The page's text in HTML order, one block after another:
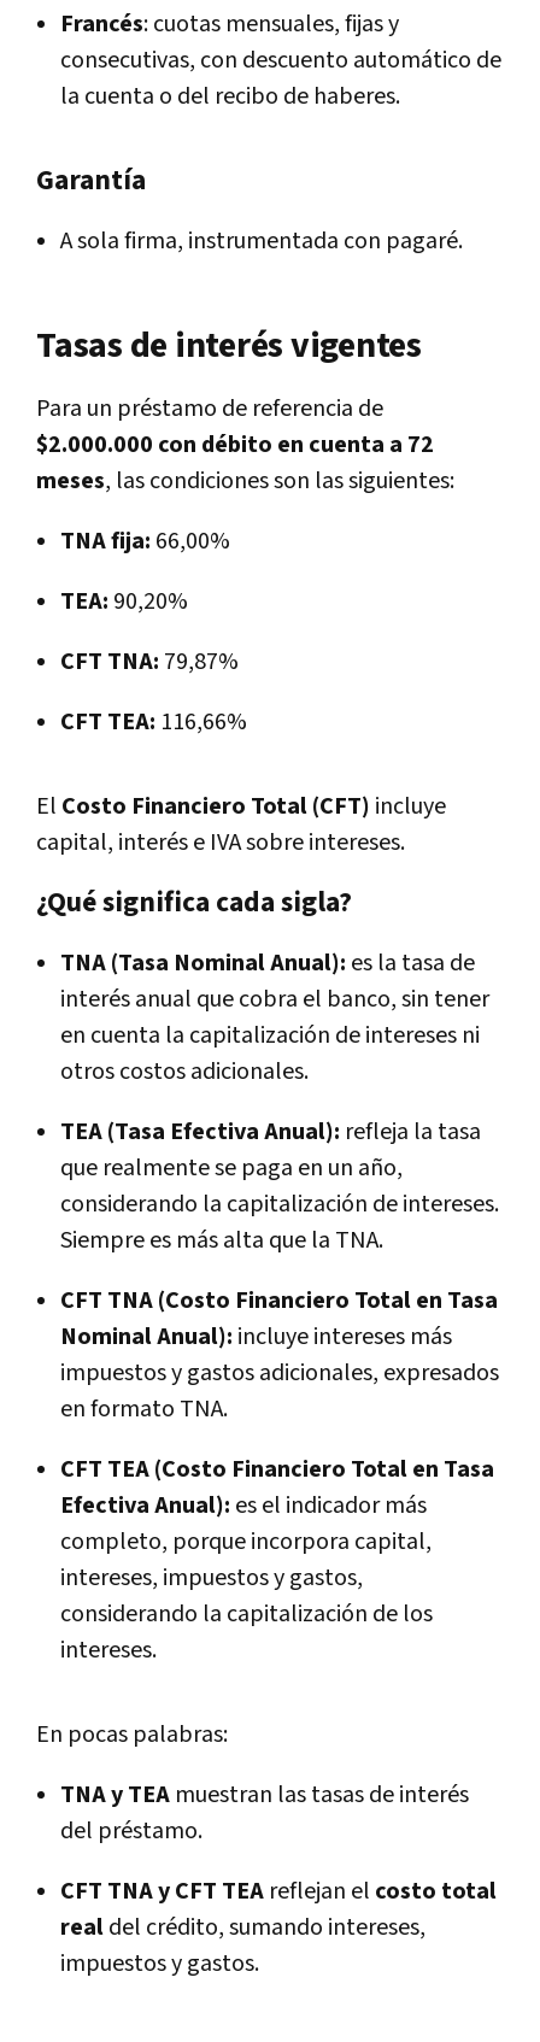
Francés: cuotas mensuales, fijas y
consecutivas, con descuento automático de
la cuenta o del recibo de haberes.
Garantía
A sola firma, instrumentada con pagaré.
Tasas de interés vigentes
Para un préstamo de referencia de
$2.000.000 con débito en cuenta a 72
meses, las condiciones son las siguientes:
TNA fija: 66,00%
TEA: 90,20%
CFT TNA: 79,87%
CFT TEA: 116,66%
El Costo Financiero Total (CFT) incluye
capital, interés e IVA sobre intereses.
¿Qué significa cada sigla?
TNA (Tasa Nominal Anual): es la tasa de
interés anual que cobra el banco, sin tener
en cuenta la capitalización de intereses ni
otros costos adicionales.
TEA (Tasa Efectiva Anual): refleja la tasa
que realmente se paga en un año,
considerando la capitalización de intereses.
Siempre es más alta que la TNA.
CFT TNA (Costo Financiero Total en Tasa
Nominal Anual): incluye intereses más
impuestos y gastos adicionales, expresados
en formato TNA.
CFT TEA (Costo Financiero Total en Tasa
Efectiva Anual): es el indicador más
completo, porque incorpora capital,
intereses, impuestos y gastos,
considerando la capitalización de los
intereses.
En pocas palabras:
TNA y TEA muestran las tasas de interés
del préstamo.
CFT TNA y CFT TEA reflejan el costo total
realdel crédito, sumando intereses,
impuestos y gastos.